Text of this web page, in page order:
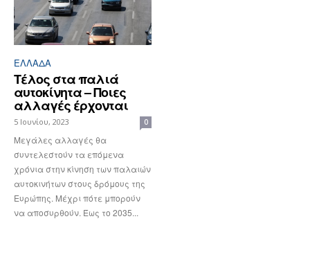
ΕΛΛΆΔΑ
Τέλος στα παλιά
αυτοκίνητα – Ποιες
αλλαγές έρχονται
5 Ιουνίου, 2023 0
Μεγάλες αλλαγές θα
συντελεστούν τα επόμενα
χρόνια στην κίνηση των παλαιών
αυτοκινήτων στους δρόμους της
Ευρώπης. Μέχρι πότε μπορούν
να αποσυρθούν. Έως το 2035...